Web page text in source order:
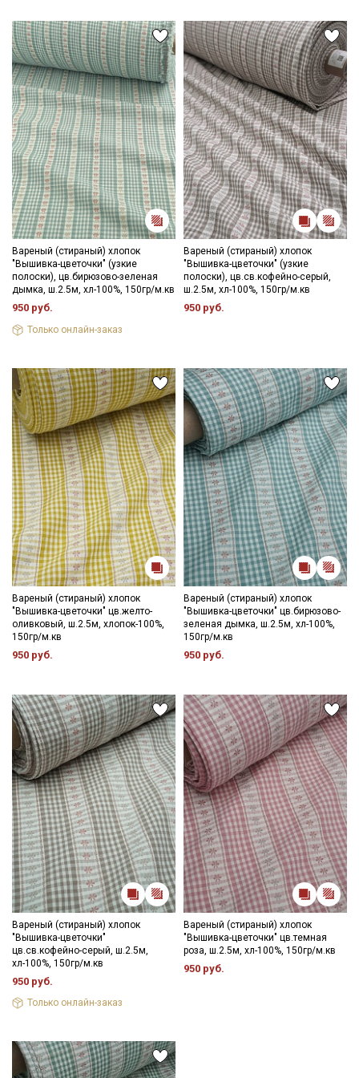
- противопоказано употребление отбеливателей;
- сушить в расправленном, подвешенном состоянии (не
пересушивать).
Цветопередача может отличаться от оригинального цвета
ткани в зависимости от настроек вашего монитора и в
зависимости от партии тон ткани может отличаться.
Вареный (стираный) хлопок
"Вышивка-цветочки" (узкие
полоски), цв.бирюзово-зеленая
дымка, ш.2.5м, хл-100%, 150гр/м.кв
950 руб.
Только онлайн-заказ
Вареный (стираный) хлопок
"Вышивка-цветочки" (узкие
полоски), цв.св.кофейно-серый,
ш.2.5м, хл-100%, 150гр/м.кв
950 руб.
Вареный (стираный) хлопок
"Вышивка-цветочки" цв.желто-
оливковый, ш.2.5м, хлопок-100%,
150гр/м.кв
950 руб.
Вареный (стираный) хлопок
"Вышивка-цветочки" цв.бирюзово-
зеленая дымка, ш.2.5м, хл-100%,
150гр/м.кв
950 руб.
Вареный (стираный) хлопок
"Вышивка-цветочки"
цв.св.кофейно-серый, ш.2.5м,
хл-100%, 150гр/м.кв
950 руб.
Только онлайн-заказ
Вареный (стираный) хлопок
"Вышивка-цветочки" цв.темная
роза, ш.2.5м, хл-100%, 150гр/м.кв
950 руб.
Секретная рассылка от Купава
Мы публикуем здесь дополнительные
Электронная почта